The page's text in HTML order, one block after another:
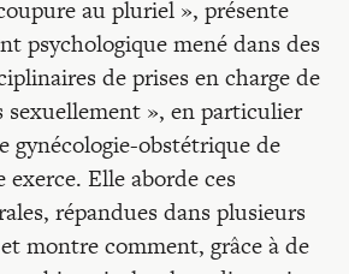
au pluriel », présente
psychologique mené dans des
de prises en charge de
sexuellement », en particulier
gynécologie-obstétrique de
Elle aborde ces
répandues dans plusieurs
montre comment, grâce à de